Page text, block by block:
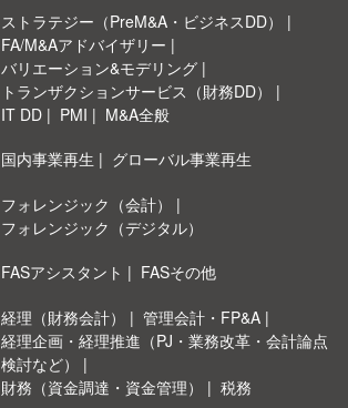
ストラテジー（PreM&A・ビジネスDD）
FA/M&Aアドバイザリー
バリエーション&モデリング
トランザクションサービス（財務DD）
IT DD
PMI
M&A全般
国内事業再生 グローバル事業再生
フォレンジック（会計）
フォレンジック（デジタル）
FASアシスタント FASその他
経理（財務会計）
管理会計・FP&A
経理企画・経理推進（PJ・業務改革・会計論点
検討など）
財務（資金調達・資金管理）
税務